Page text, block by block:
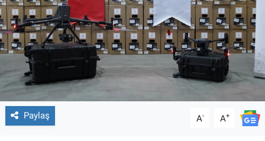
Paylaş A- A+